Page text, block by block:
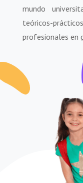
mundo
teóricos-
profesionales en